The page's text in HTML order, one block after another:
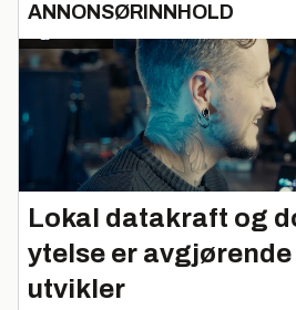
ANNONSØRINNHOLD
Lokal datakraft og
ytelse er avgjørende
utvikler